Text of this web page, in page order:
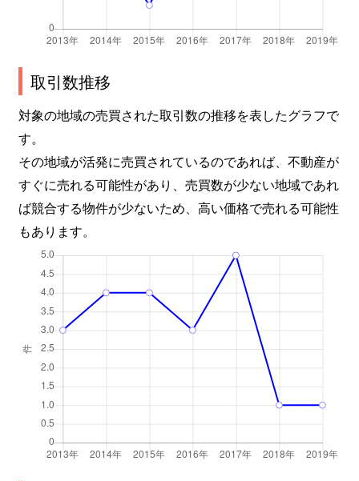
取引数推移
対象の地域の売買された取引数の推移を表したグラフで
す。
その地域が活発に売買されているのであれば、不動産が
すぐに売れる可能性があり、売買数が少ない地域であれ
ば競合する物件が少ないため、高い価格で売れる可能性
もあります。